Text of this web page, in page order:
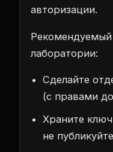
авторизации.
лаборатории:
Сделайте
(с правами
Храните
не